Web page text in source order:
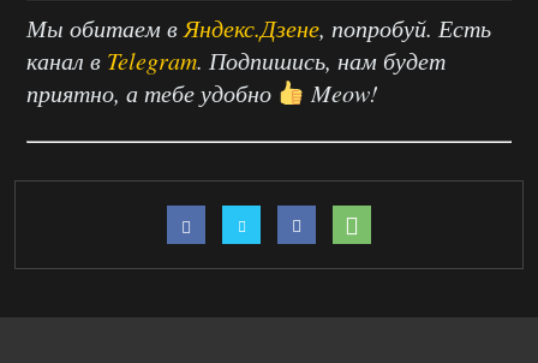
Мы обитаем в Яндекс.Дзене, попробуй. Есть
канал в Telegram. Подпишись, нам будет
приятно, а тебе удобно
Meow!